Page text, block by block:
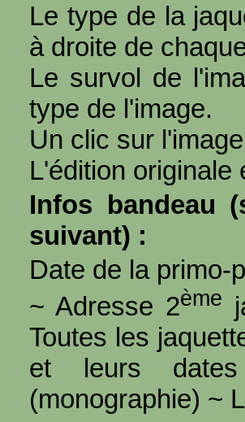
Le type de la
à droite de
Le survol de
type de l'image.
Un clic sur
L'édition originale
Infos bandeau
suivant) :
Date de la primo-
~ Adresse 2ème
Toutes les
et leurs
(monographie) ~